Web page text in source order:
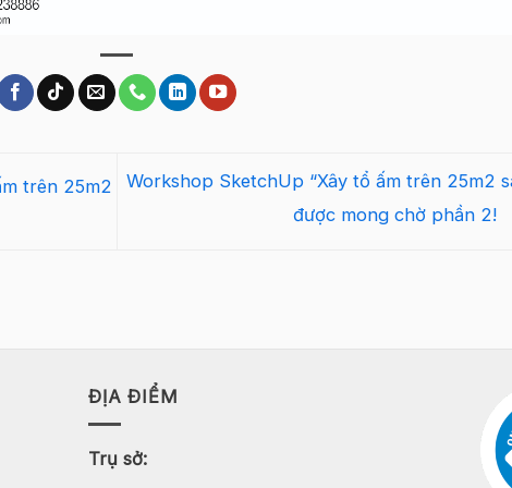
trên 25m2
Workshop SketchUp “Xây tổ ấm trên 25m2
được mong chờ phần 2!
ĐỊA ĐIỂM
Trụ sở: